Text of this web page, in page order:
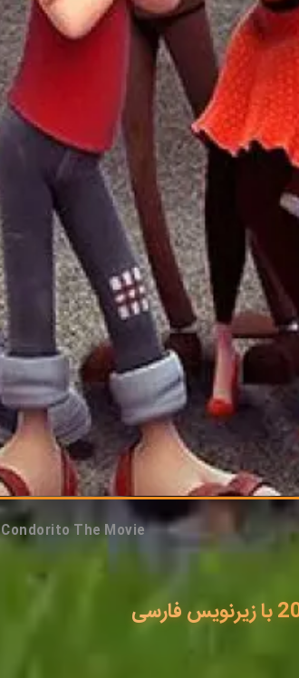
Condorito The Movie